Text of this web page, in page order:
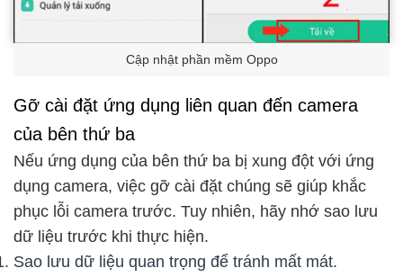
Cập nhật phần mềm Oppo
Gỡ cài đặt ứng dụng liên quan đến camera
của bên thứ ba
Nếu ứng dụng của bên thứ ba bị xung đột với ứng
dụng camera, việc gỡ cài đặt chúng sẽ giúp khắc
phục lỗi camera trước. Tuy nhiên, hãy nhớ sao lưu
dữ liệu trước khi thực hiện.
Sao lưu dữ liệu quan trọng để tránh mất mát.